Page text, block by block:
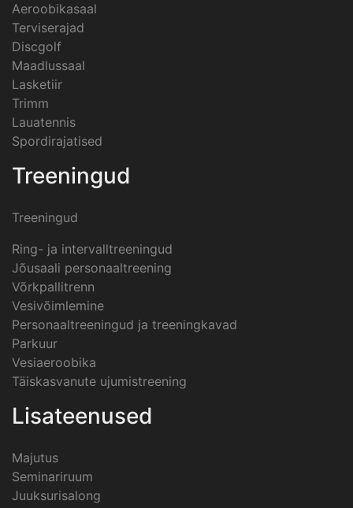
Aeroobikasaal
Terviserajad
Discgolf
Maadlussaal
Lasketiir
Trimm
Lauatennis
Spordirajatised
Treeningud
Treeningud
Ring- ja intervalltreeningud
Jõusaali personaaltreening
Võrkpallitrenn
Vesivõimlemine
Personaaltreeningud ja treeningkavad
Parkuur
Vesiaeroobika
Täiskasvanute ujumistreening
Lisateenused
Majutus
Seminariruum
Juuksurisalong